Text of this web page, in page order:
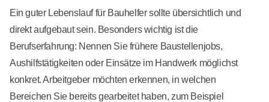
Ein guter Lebenslauf für Bauhelfer sollte übersichtlich und
direkt aufgebaut sein. Besonders wichtig ist die
Berufserfahrung: Nennen Sie frühere Baustellenjobs,
Aushilfstätigkeiten oder Einsätze im Handwerk möglichst
konkret. Arbeitgeber möchten erkennen, in welchen
Bereichen Sie bereits gearbeitet haben, zum Beispiel